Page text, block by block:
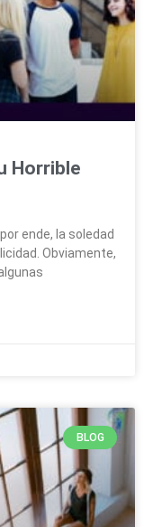
Horrible
ende, la soledad
Obviamente,
BLOG